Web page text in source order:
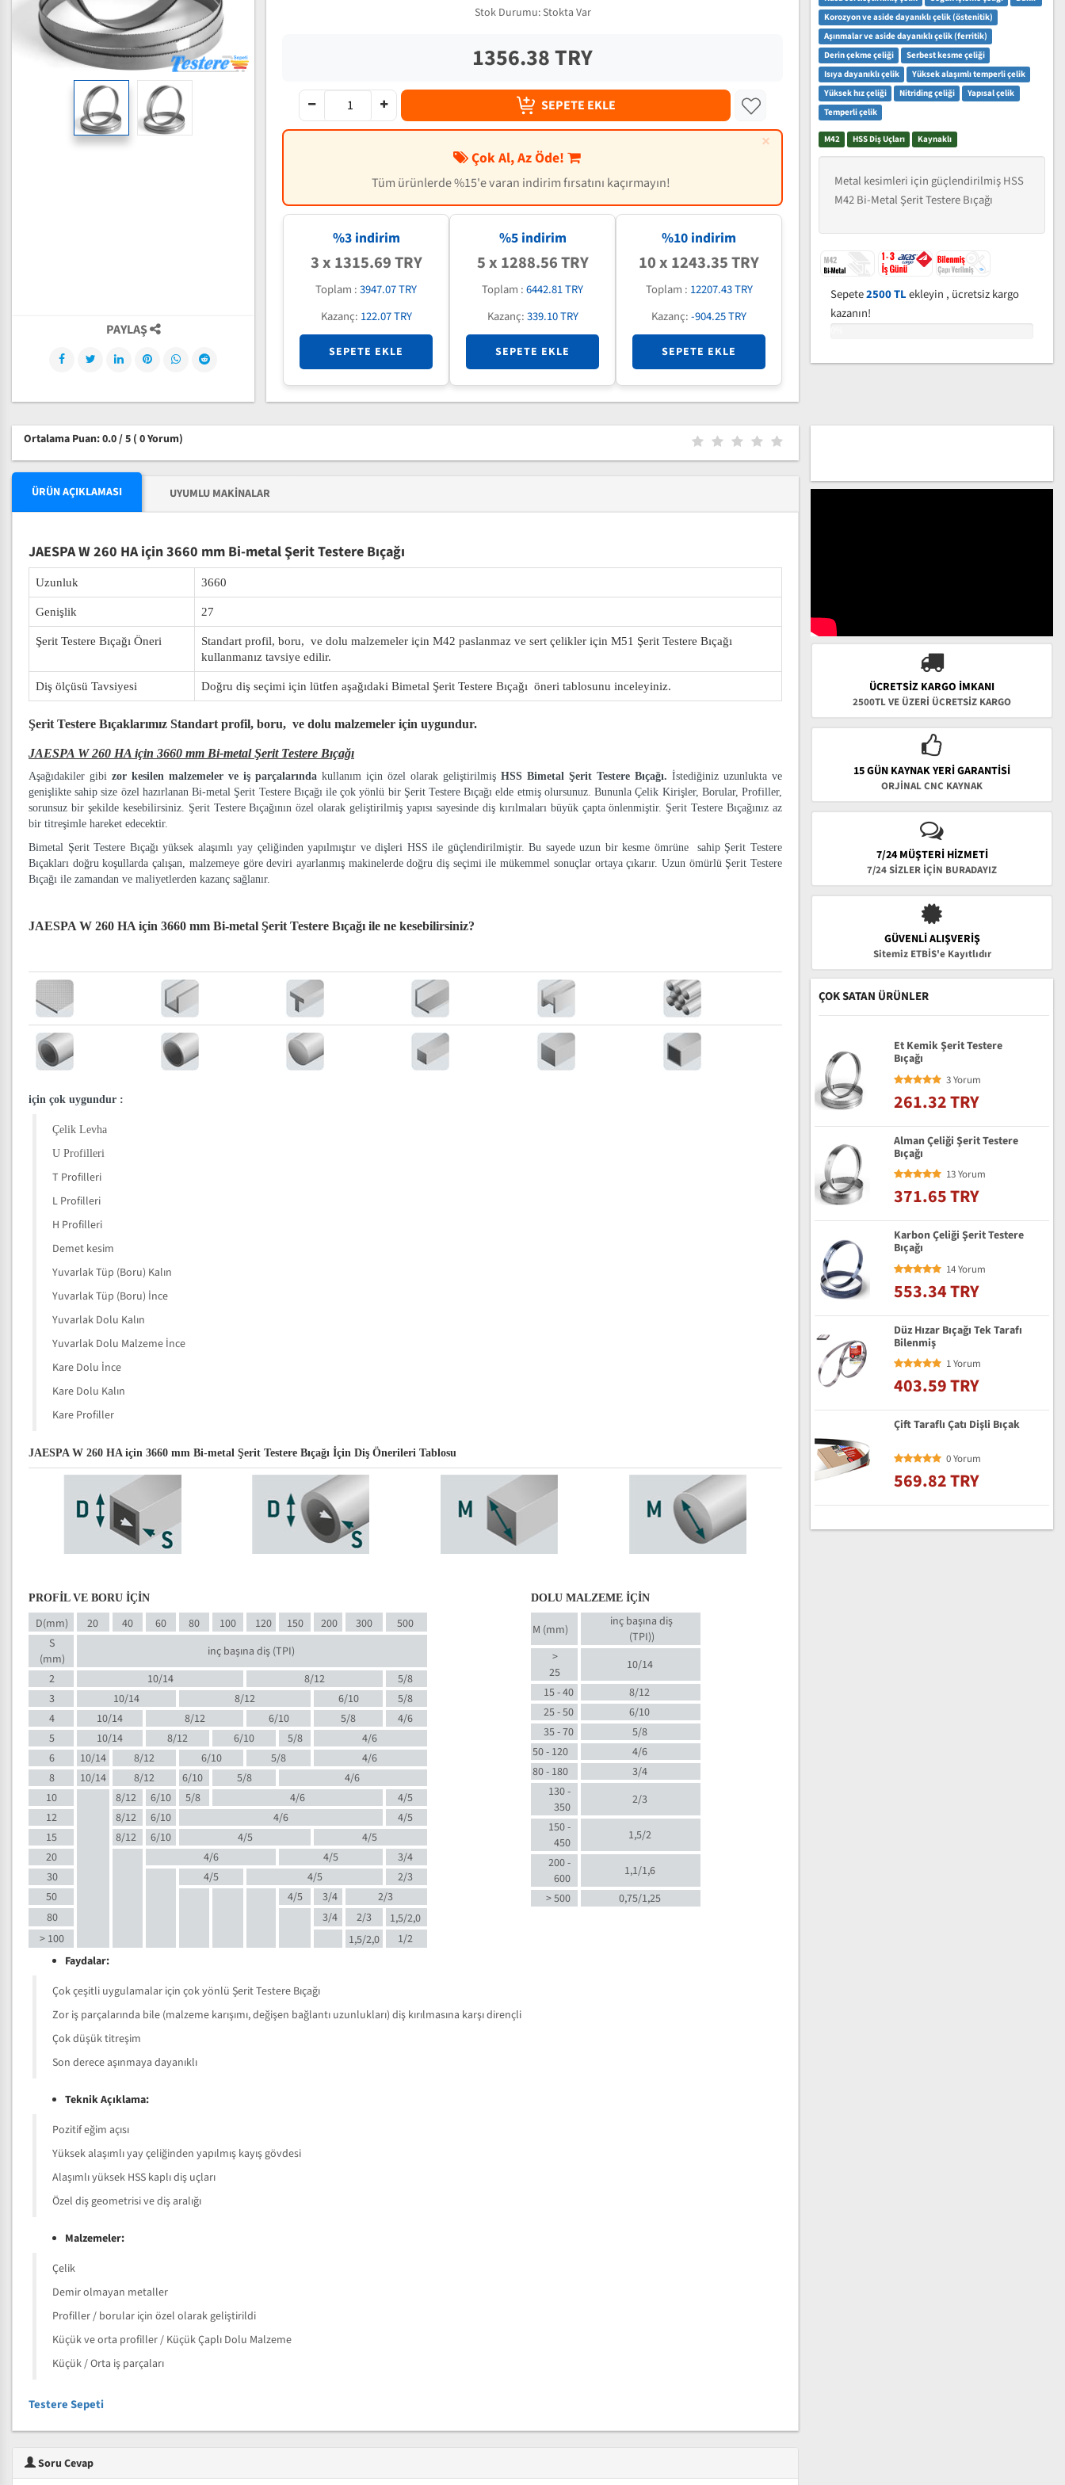
Stok Durumu: Stokta Var
1356.38 TRY
SEPETE EKLE
×
Çok Al, Az Öde!
Tüm ürünlerde %15'e varan indirim fırsatını kaçırmayın!
%3 indirim
3 x 1315.69 TRY
Toplam :3947.07 TRY
Kazanç: 122.07 TRY
SEPETE EKLE
%5 indirim
5 x 1288.56 TRY
Toplam :6442.81 TRY
Kazanç:339.10 TRY
SEPETE EKLE
%10 indirim
10 x 1243.35 TRY
Toplam : 12207.43 TRY
Kazanç:-904.25 TRY
SEPETE EKLE
PAYLAŞ
Korozyon ve aside dayanıklı çelik (östenitik)
Aşınmalar ve aside dayanıklı çelik (ferritik)
Derin çekme çeliği
Serbest kesme çeliği
Isıya dayanıklı çelik
Yüksek alaşımlı temperli çelik
Yüksek hız çeliği
Nitriding çeliği
Yapısal çelik
Temperli çelik
M42 HSS Diş Uçları Kaynaklı
Metal kesimleri için güçlendirilmiş HSS
M42 Bi-Metal Şerit Testere Bıçağı
Sepete2500 TLekleyin , ücretsiz kargo
kazanın!
Ortalama Puan: 0.0 / 5 ( 0 Yorum)
ÜRÜN AÇIKLAMASI UYUMLU MAKINALAR
JAESPA W 260 HA için 3660 mm Bi-metal Şerit Testere Bıçağı
Uzunluk 3660
Genişlik 27
Şerit Testere Bıçağı Öneri
Standart profil, boru, ve dolu malzemeler için M42 paslanmaz ve sert çelikler için M51 Şerit Testere Bıçağı
kullanmanız tavsiye edilir.
Diş ölçüsü Tavsiyesi Doğru diş seçimi için lütfen aşağıdaki Bimetal Şerit Testere Bıçağı öneri tablosunu inceleyiniz.
Şerit Testere Bıçaklarımız Standart profil, boru, ve dolu malzemeler için uygundur.
JAESPA W 260 HA için 3660 mm Bi-metal Şerit Testere Bıçağı
Aşağıdakiler gibi zor kesilen malzemeler ve iş parçalarında kullanım için özel olarak geliştirilmiş HSS Bimetal Şerit Testere Bıçağı. İstediğiniz uzunlukta ve
genişlikte sahip size özel hazırlanan Bi-metal Şerit Testere Bıçağı ile çok yönlü bir Şerit Testere Bıçağı elde etmiş olursunuz. Bununla Çelik Kirişler, Borular, Profiller,
sorunsuz bir şekilde kesebilirsiniz. Şerit Testere Bıçağının özel olarak geliştirilmiş yapısı sayesinde diş kırılmaları büyük çapta önlenmiştir. Şerit Testere Bıçağınız az
bir titreşimle hareket edecektir.
Bimetal Şerit Testere Bıçağı yüksek alaşımlı yay çeliğinden yapılmıştır ve dişleri HSS ile güçlendirilmiştir. Bu sayede uzun bir kesme ömrüne sahip Şerit Testere
Bıçakları doğru koşullarda çalışan, malzemeye göre deviri ayarlanmış makinelerde doğru diş seçimi ile mükemmel sonuçlar ortaya çıkarır. Uzun ömürlü Şerit Testere
Bıçağı ile zamandan ve maliyetlerden kazanç sağlanır.
JAESPA W 260 HA için 3660 mm Bi-metal Şerit Testere Bıçağı ile ne kesebilirsiniz?
için çok uygundur :
Çelik Levha
U Profilleri
T Profilleri
L Profilleri
H Profilleri
Demet kesim
Yuvarlak Tüp (Boru) Kalın
Yuvarlak Tüp (Boru) İnce
Yuvarlak Dolu Kalın
Yuvarlak Dolu Malzeme İnce
Kare Dolu İnce
Kare Dolu Kalın
Kare Profiller
JAESPA W 260 HA için 3660 mm Bi-metal Şerit Testere Bıçağı İçin Diş Önerileri Tablosu
PROFİL VE BORU İÇİN
D(mm) 20 40 60 80 100 120 150 200 300
500
S
(mm)
inç başına diş (TPI)
2
10/14 8/12
5/8
3
10/14 8/12 6/10
5/8
4
10/14 8/12 6/10 5/8
4/6
5
10/14 8/12 6/10 5/8
4/6
6
10/14 8/12 6/10 5/8
4/6
8
10/14 8/12 6/10 5/8
4/6
10
8/12 6/10 5/8 4/6
4/5
12
8/12 6/10 4/6
4/5
15
8/12 6/10 4/5
4/5
20
4/6 4/5
3/4
30
4/5 4/5
2/3
50
4/5 3/4
2/3
80
3/4 2/3
1,5/2,0
> 100
1,5/2,0 1/2
DOLU MALZEME İÇİN
M (mm)
inç başına diş
(TPI))
>
25
10/14
15 - 40
8/12
25 - 50
6/10
35 - 70
5/8
50 - 120
4/6
80 - 180
3/4
130 -
350
2/3
150 -
450
1,5/2
200 -
600
1,1/1,6
> 500
0,75/1,25
Faydalar:
Çok çeşitli uygulamalar için çok yönlü Şerit Testere Bıçağı
Zor iş parçalarında bile (malzeme karışımı, değişen bağlantı uzunlukları) diş kırılmasına karşı dirençli
Çok düşük titreşim
Son derece aşınmaya dayanıklı
Teknik Açıklama:
Pozitif eğim açısı
Yüksek alaşımlı yay çeliğinden yapılmış kayış gövdesi
Alaşımlı yüksek HSS kaplı diş uçları
Özel diş geometrisi ve diş aralığı
Malzemeler:
Çelik
Demir olmayan metaller
Profiller / borular için özel olarak geliştirildi
Küçük ve orta profiller / Küçük Çaplı Dolu Malzeme
Küçük / Orta iş parçaları
Testere Sepeti
Soru Cevap
ÜCRETSIZ KARGO İMKANI
2500TL VE ÜZERİ ÜCRETSİZ KARGO
15 GÜN KAYNAK YERI GARANTISI
ORJİNAL CNC KAYNAK
7/24 MÜŞTERİ HİZMETİ
7/24 SİZLER İÇİN BURADAYIZ
GÜVENLI ALIŞVERIŞ
Sitemiz ETBİS'e Kayıtlıdır
ÇOK SATAN ÜRÜNLER
Et Kemik Şerit Testere
Bıçağı
3 Yorum
261.32 TRY
Alman Çeliği Şerit Testere
Bıçağı
13 Yorum
371.65 TRY
Karbon Çeliği Şerit Testere
Bıçağı
14 Yorum
553.34 TRY
Düz Hızar Bıçağı Tek Tarafı
Bilenmiş
1 Yorum
403.59 TRY
Çift Taraflı Çatı Dişli Bıçak
0 Yorum
569.82 TRY